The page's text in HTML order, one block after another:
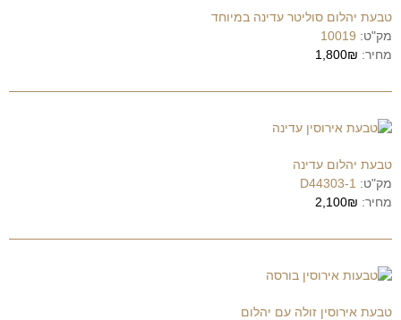
טבעת יהלום סוליטר עדינה במיוחד
מק"ט: 10019
מחיר: 1,800₪
טבעת יהלום עדינה
מק"ט: D44303-1
מחיר: 2,100₪
טבעת אירוסין זולה עם יהלום